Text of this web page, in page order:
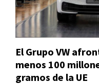
El Grupo VW
menos 100
gramos de la UE